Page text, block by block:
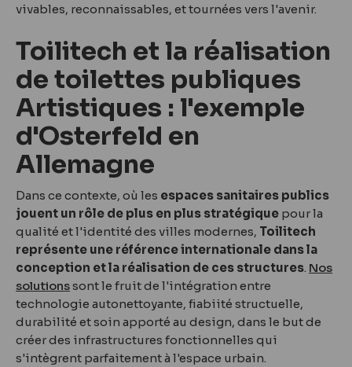
vivables, reconnaissables, et tournées vers l'avenir.
Toilitech et la réalisation
de toilettes publiques
Artistiques : l'exemple
d'Osterfeld en
Allemagne
Dans ce contexte, où les espaces sanitaires publics
jouent un rôle de plus en plus stratégique pour la
qualité et l'identité des villes modernes, Toilitech
représente une référence internationale dans la
conception et la réalisation de ces structures. Nos
solutionssont le fruit de l'intégration entre
technologie autonettoyante, fiabiité structuelle,
durabilité et soin apporté au design, dans le but de
créer des infrastructures fonctionnelles qui
s'intègrent parfaitement à l'espace urbain.